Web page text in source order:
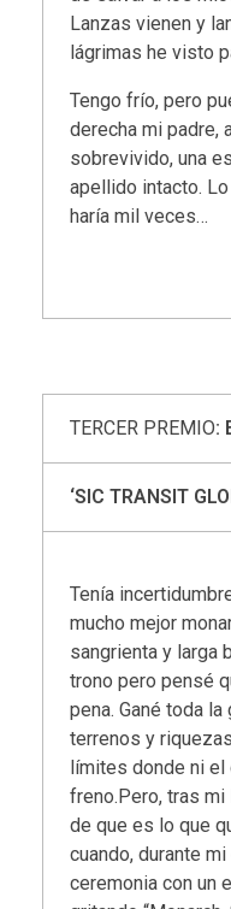
Lanzas vienen y
lágrimas he visto
Tengo frío, pero
derecha mi padre,
sobrevivido, una
apellido intacto.
haría mil veces…
TERCER PREMIO:
‘SIC TRANSIT
Tenía
mucho mejor
sangrienta y larga
trono pero pensé
pena. Gané toda
terrenos y
límites donde ni
freno.Pero, tras
de que es lo que
cuando, durante
ceremonia con un